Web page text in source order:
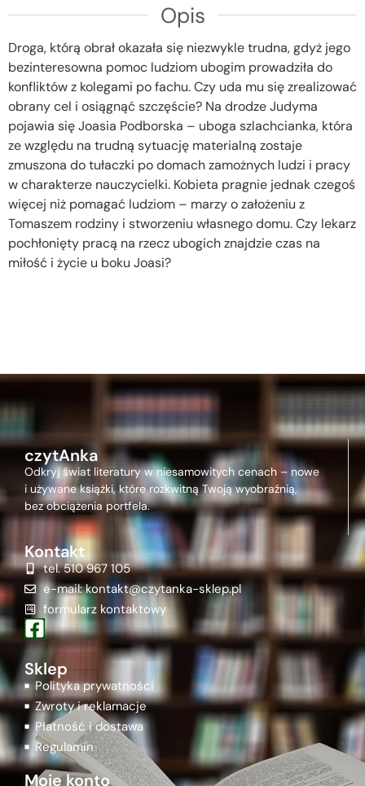
Opis
Droga, którą obrał okazała się niezwykle trudna, gdyż jego
bezinteresowna pomoc ludziom ubogim prowadziła do
konfliktów z kolegami po fachu. Czy uda mu się zrealizować
obrany cel i osiągnąć szczęście? Na drodze Judyma
pojawia się Joasia Podborska – uboga szlachcianka, która
ze względu na trudną sytuację materialną zostaje
zmuszona do tułaczki po domach zamożnych ludzi i pracy
w charakterze nauczycielki. Kobieta pragnie jednak czegoś
więcej niż pomagać ludziom – marzy o założeniu z
Tomaszem rodziny i stworzeniu własnego domu. Czy lekarz
pochłonięty pracą na rzecz ubogich znajdzie czas na
miłość i życie u boku Joasi?
czytAnka
Odkryj świat literatury w niesamowitych cenach – nowe
i używane książki, które rozkwitną Twoją wyobraźnią,
bez obciążenia portfela.
Kontakt
tel. 510 967 105
e-mail: kontakt@czytanka-sklep.pl
formularz kontaktowy
Sklep
Polityka prywatności
Zwroty i reklamacje
Płatność i dostawa
Regulamin
Moje konto